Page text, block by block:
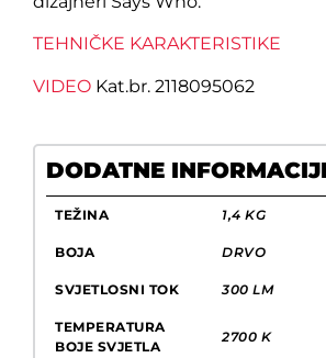
TEHNIČKE KARAKTERISTIKE
VIDEO Kat.br. 2118095062
DODATNE
TEŽINA 1,4 KG
BOJA DRVO
SVJETLOSNI TOK 300 LM
TEMPERATURA
BOJE SVJETLA
2700 K